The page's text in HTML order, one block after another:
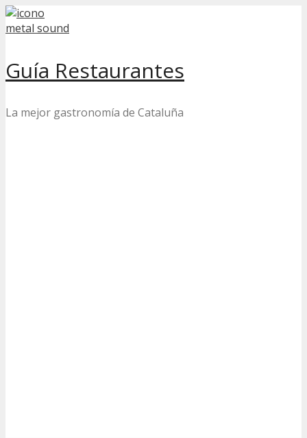
Skip
to
Guía Restaurantes
La mejor gastronomía de Cataluña